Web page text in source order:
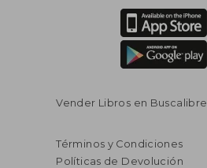
Vender Libros en Buscalibre
Términos y Condiciones
Políticas de Devolución